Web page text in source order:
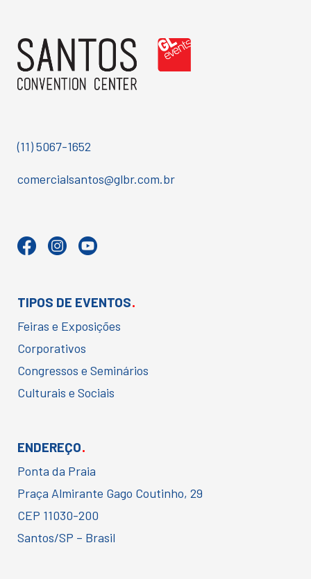
(11) 5067-1652
comercialsantos@glbr.com.br
TIPOS DE EVENTOS.
Feiras e Exposições
Corporativos
Congressos e Seminários
Culturais e Sociais
ENDEREÇO.
Ponta da Praia
Praça Almirante Gago Coutinho, 29
CEP 11030-200
Santos/SP – Brasil